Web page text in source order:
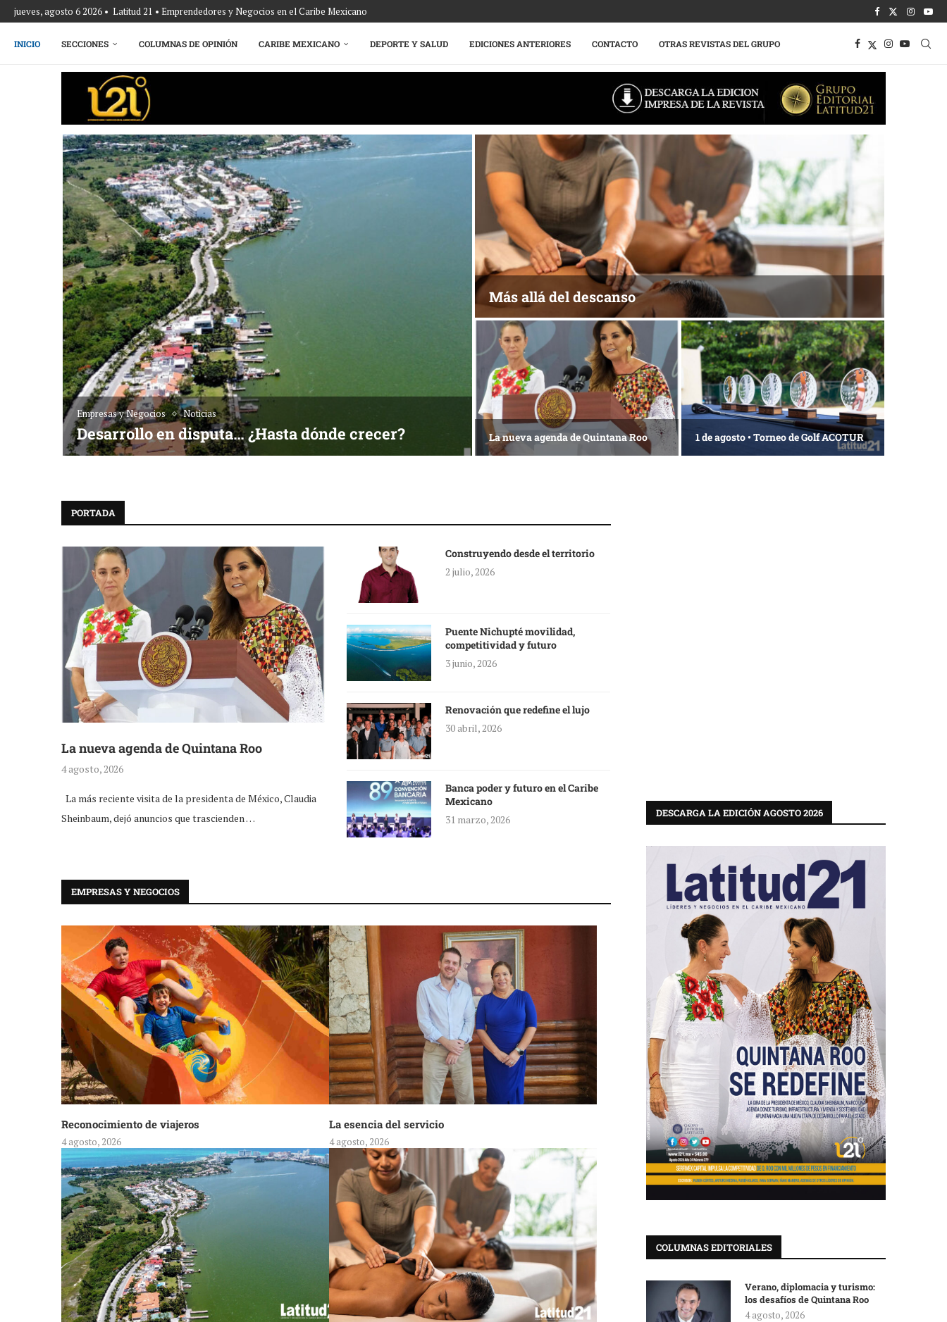
jueves, agosto 6 2026 • Latitud 21 • Emprendedores y Negocios en el Caribe Mexicano
INICIO SECCIONES COLUMNAS DE OPINIÓN CARIBE MEXICANO DEPORTE Y SALUD EDICIONES ANTERIORES CONTACTO OTRAS REVISTAS DEL GRUPO
Empresas y Negocios Noticias
Desarrollo en disputa… ¿Hasta dónde crecer?
Más allá del descanso
La nueva agenda de Quintana Roo 1 de agosto • Torneo de Golf ACOTUR
PORTADA
La nueva agenda de Quintana Roo
4 agosto, 2026
La más reciente visita de la presidenta de México, Claudia
Sheinbaum, dejó anuncios que trascienden …
Construyendo desde el territorio
2 julio, 2026
Puente Nichupté movilidad,
competitividad y futuro
3 junio, 2026
Renovación que redefine el lujo
30 abril, 2026
Banca poder y futuro en el Caribe
Mexicano
31 marzo, 2026
EMPRESAS Y NEGOCIOS
Reconocimiento de viajeros
4 agosto, 2026
La esencia del servicio
4 agosto, 2026
DESCARGA LA EDICIÓN AGOSTO 2026
COLUMNAS EDITORIALES
Verano, diplomacia y turismo:
los desafíos de Quintana Roo
4 agosto, 2026